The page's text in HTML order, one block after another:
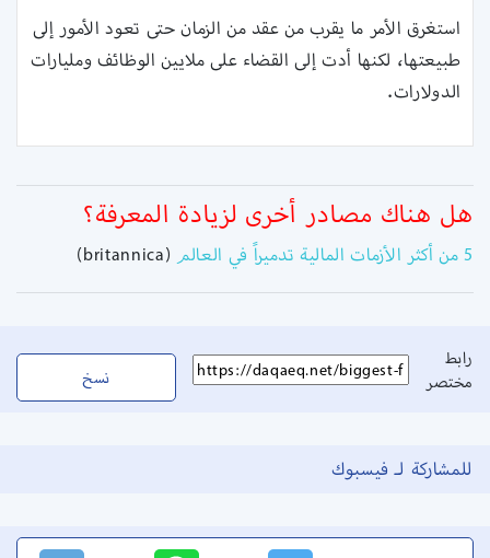
استغرق الأمر ما يقرب من عقد من الزمان حتى تعود الأمور إلى
طبيعتها، لكنها أدت إلى القضاء على ملايين الوظائف ومليارات
الدولارات.
هل هناك مصادر أخرى لزيادة المعرفة؟
5 من أكثر الأزمات المالية تدميراً في العالم (britannica)
رابط
مختصر
نسخ
للمشاركة لـ فيسبوك